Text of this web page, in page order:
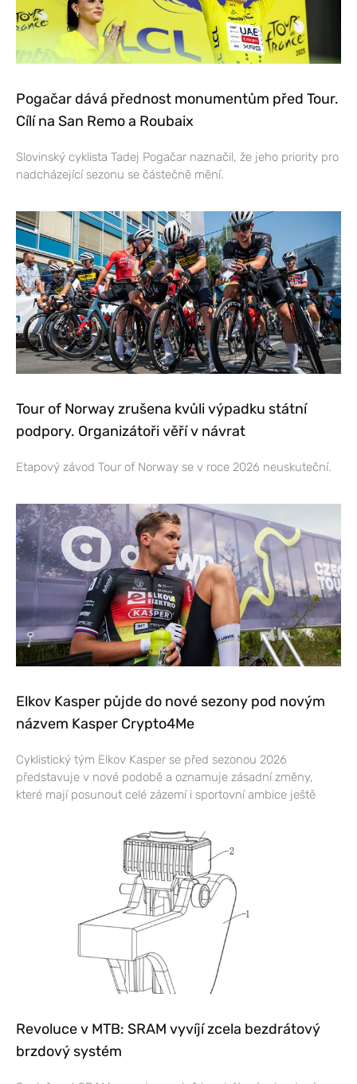
Pogačar dává přednost monumentům před Tour.
Cílí na San Remo a Roubaix
Slovinský cyklista Tadej Pogačar naznačil, že jeho priority pro
nadcházející sezonu se částečně mění.
Tour of Norway zrušena kvůli výpadku státní
podpory. Organizátoři věří v návrat
Etapový závod Tour of Norway se v roce 2026 neuskuteční.
Elkov Kasper půjde do nové sezony pod novým
názvem Kasper Crypto4Me
Cyklistický tým Elkov Kasper se před sezonou 2026
představuje v nové podobě a oznamuje zásadní změny,
které mají posunout celé zázemí i sportovní ambice ještě
Revoluce v MTB: SRAM vyvíjí zcela bezdrátový
brzdový systém